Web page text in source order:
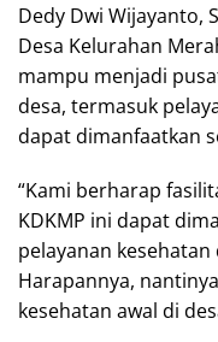
Dedy Dwi Wijayanto,
Desa Kelurahan
mampu menjadi
desa, termasuk
dapat dimanfaatkan
“Kami berharap
KDKMP ini dapat
pelayanan
Harapannya,
kesehatan awal di